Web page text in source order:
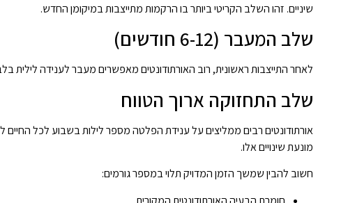
שיניים. זהו השלב הקריטי ביותר בו הרקמות מתייצבות במיקומן החדש.
שלב המעבר (6-12 חודשים)
לאחר התייצבות ראשונית, רוב האורתודונטים מאפשרים מעבר לענידה לילית
שלב התחזוקה ארוך הטווח
אורתודונטים רבים ממליצים על ענידת הפלטה מספר לילות בשבוע לכל החיים
מונעת שינויים אלו.
חשוב להבין שמשך הזמן המדויק תלוי במספר גורמים: